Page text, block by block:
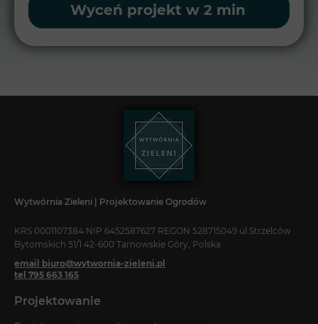
Wyceń projekt w 2 min
Wytwórnia Zieleni | Projektowanie Ogrodów
KRS 0001107384 NIP 6452587627 REGON 528715049 ul Strzelców
Bytomskich 51/1 42-600 Tarnowskie Góry, Polska
email biuro@wytwornia-zieleni.pl
tel 795 663 165
Projektowanie